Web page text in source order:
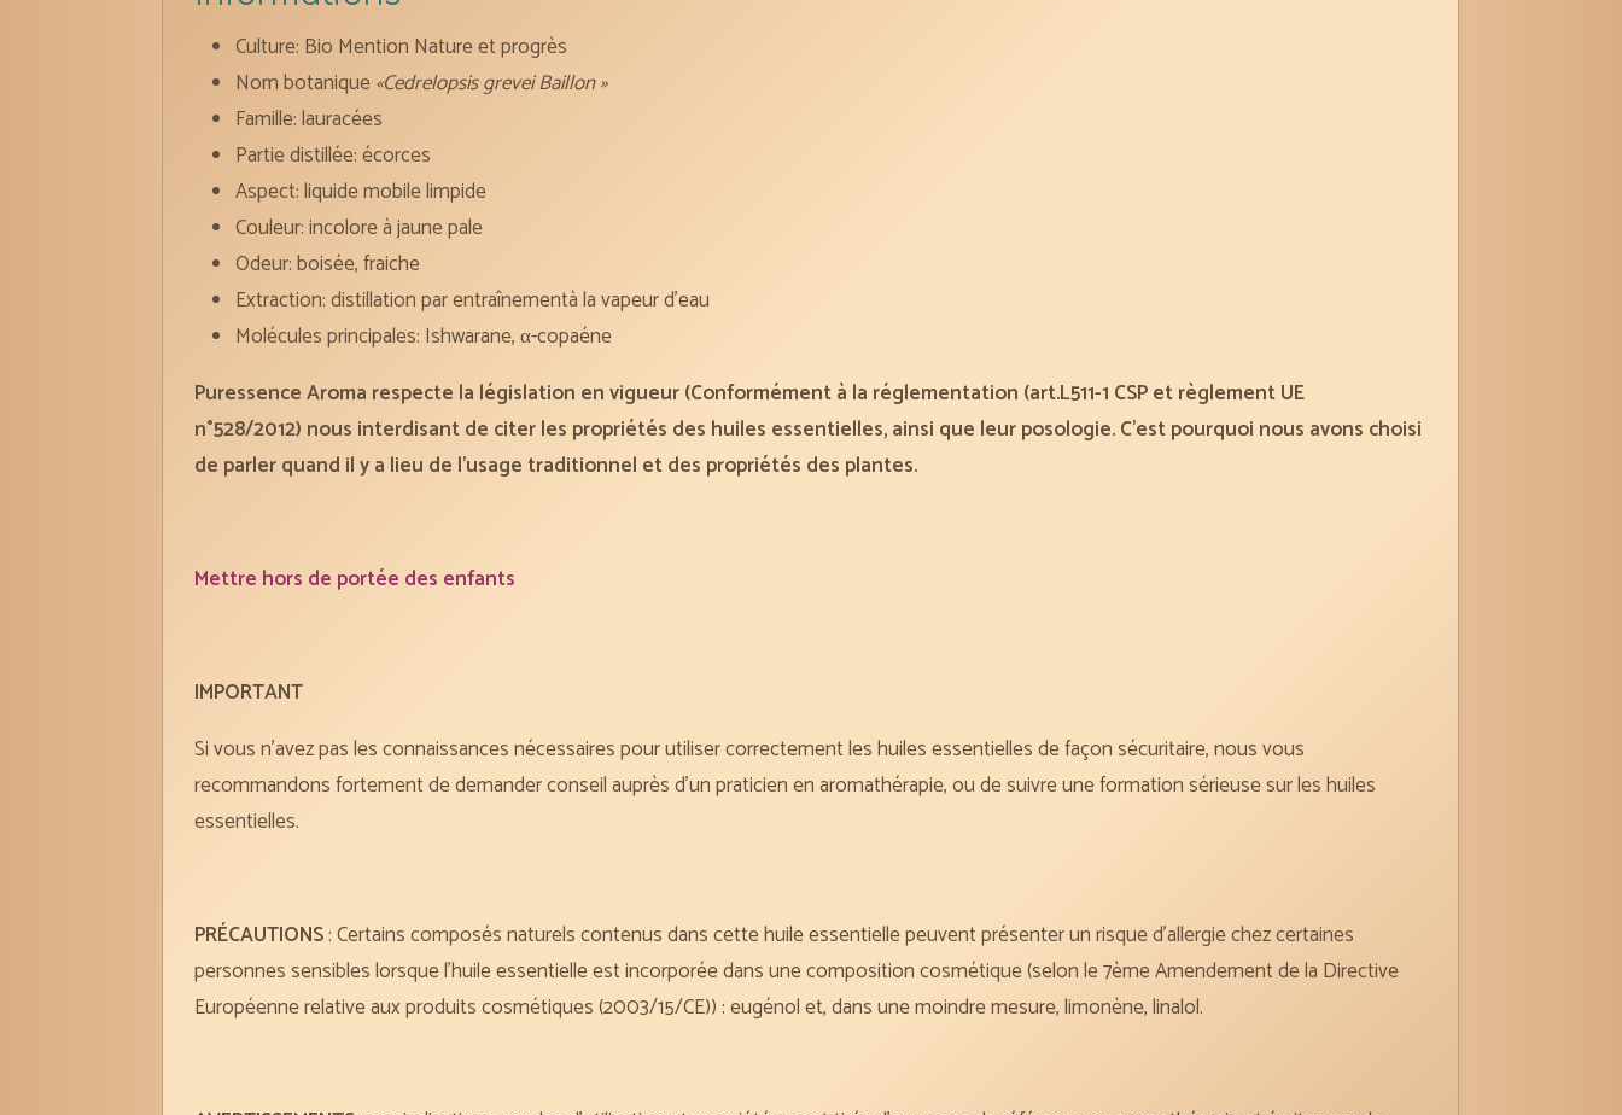
Culture: Bio Mention Nature et progrès
Nom botanique«Cedrelopsis grevei Baillon »
Famille: lauracées
Partie distillée: écorces
Aspect: liquide mobile limpide
Couleur: incolore à jaune pale
Odeur: boisée, fraiche
Extraction: distillation par entraînementà la vapeur d’eau
Molécules principales: Ishwarane, α-copaéne
Puressence Aroma respecte la législation en vigueur (Conformément à la réglementation (art.L511-1 CSP et règlement UE
n°528/2012) nous interdisant de citer les propriétés des huiles essentielles, ainsi que leur posologie. C’est pourquoi nous avons choisi
de parler quand il y a lieu de l’usage traditionnel et des propriétés des plantes.
Mettre hors de portée des enfants
IMPORTANT
Si vous n’avez pas les connaissances nécessaires pour utiliser correctement les huiles essentielles de façon sécuritaire, nous vous
recommandons fortement de demander conseil auprès d’un praticien en aromathérapie, ou de suivre une formation sérieuse sur les huiles
essentielles.
PRÉCAUTIONS: Certains composés naturels contenus dans cette huile essentielle peuvent présenter un risque d’allergie chez certaines
personnes sensibles lorsque l’huile essentielle est incorporée dans une composition cosmétique (selon le 7ème Amendement de la Directive
Européenne relative aux produits cosmétiques (2003/15/CE)) : eugénol et, dans une moindre mesure, limonène, linalol.